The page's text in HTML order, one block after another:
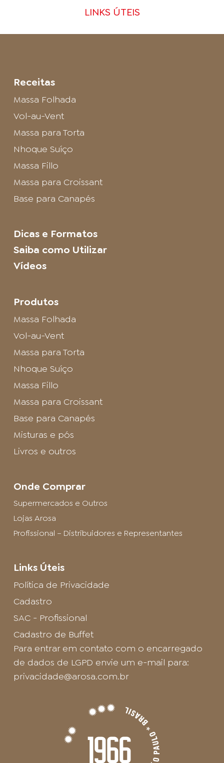
LINKS ÚTEIS
Receitas
Massa Folhada
Vol-au-Vent
Massa para Torta
Nhoque Suíço
Massa Fillo
Massa para Croissant
Base para Canapés
Dicas e Formatos
Saiba como Utilizar
Vídeos
Produtos
Massa Folhada
Vol-au-Vent
Massa para Torta
Nhoque Suíço
Massa Fillo
Massa para Croissant
Base para Canapés
Misturas e pós
Livros e outros
Onde Comprar
Supermercados e Outros
Lojas Arosa
Profissional – Distribuidores e Representantes
Links Úteis
Política de Privacidade
Cadastro
SAC - Profissional
Cadastro de Buffet
Para entrar em contato com o encarregado
de dados de LGPD envie um e-mail para:
privacidade@arosa.com.br